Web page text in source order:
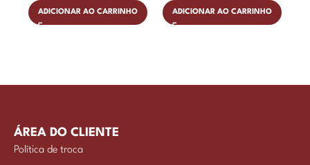
ADICIONAR AO CARRINHO ADICIONAR AO CARRINHO
ÁREA DO CLIENTE
Política de troca